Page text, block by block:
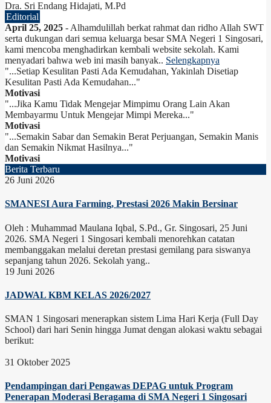
Dra. Sri Endang Hidajati, M.Pd
Editorial
April 25, 2025 - Alhamdulillah berkat rahmat dan ridho Allah SWT
serta dukungan dari semua keluarga besar SMA Negeri 1 Singosari,
kami mencoba menghadirkan kembali website sekolah. Kami
menyadari bahwa web ini masih banyak.. Selengkapnya
"...Setiap Kesulitan Pasti Ada Kemudahan, Yakinlah Disetiap
Kesulitan Pasti Ada Kemudahan..."
Motivasi
"...Jika Kamu Tidak Mengejar Mimpimu Orang Lain Akan
Membayarmu Untuk Mengejar Mimpi Mereka..."
Motivasi
"...Semakin Sabar dan Semakin Berat Perjuangan, Semakin Manis
dan Semakin Nikmat Hasilnya..."
Motivasi
Berita Terbaru
26 Juni 2026
SMANESI Aura Farming, Prestasi 2026 Makin Bersinar
Oleh : Muhammad Maulana Iqbal, S.Pd., Gr. Singosari, 25 Juni
2026. SMA Negeri 1 Singosari kembali menorehkan catatan
membanggakan melalui deretan prestasi gemilang para siswanya
sepanjang tahun 2026. Sekolah yang..
19 Juni 2026
JADWAL KBM KELAS 2026/2027
SMAN 1 Singosari menerapkan sistem Lima Hari Kerja (Full Day
School) dari hari Senin hingga Jumat dengan alokasi waktu sebagai
berikut:
31 Oktober 2025
Pendampingan dari Pengawas DEPAG untuk Program
Penerapan Moderasi Beragama di SMA Negeri 1 Singosari